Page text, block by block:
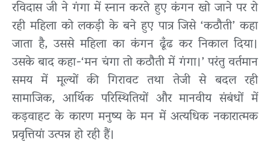
रविदास जी ने गंगा में स्नान करते हुए कंगन खो जाने पर रो
रही महिला को लकड़ी के बने हुए पात्र जिसे ‘कठौती’ कहा
जाता है, उससे महिला का कंगन ढूँढ कर निकाल दिया।
उसके बाद कहा-‘मन चंगा तो कठौती में गंगा।’ परंतु वर्तमान
समय में मूल्यों की गिरावट तथा तेजी से बदल रही
सामाजिक, आर्थिक परिस्थितियों और मानवीय संबंधों में
कड़वाहट के कारण मनुष्य के मन में अत्यधिक नकारात्मक
प्रवृत्तियां उत्पन्न हो रही हैं।